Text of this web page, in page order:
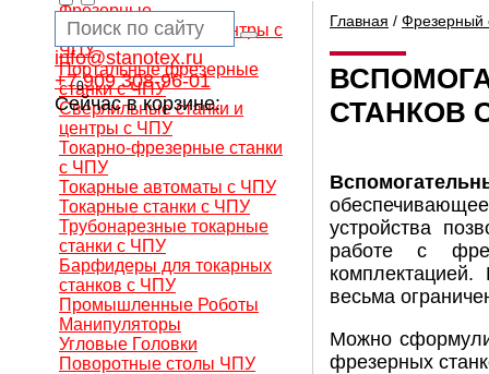
info@stanotex.ru
+7 909 308-96-01
Сейчас в корзине:
0
Фрезерные
обрабатывающие центры с
ЧПУ
Портальные фрезерные
станки с ЧПУ
Сверлильные станки и
центры с ЧПУ
Токарно-фрезерные станки
с ЧПУ
Токарные автоматы с ЧПУ
Токарные станки с ЧПУ
Трубонарезные токарные
станки с ЧПУ
Барфидеры для токарных
станков с ЧПУ
Промышленные Роботы
Манипуляторы
Угловые Головки
Поворотные столы ЧПУ
Главная / Фрезерный
СТАНКОВ
устройства
работе с
весьма
Можно
фрезерных